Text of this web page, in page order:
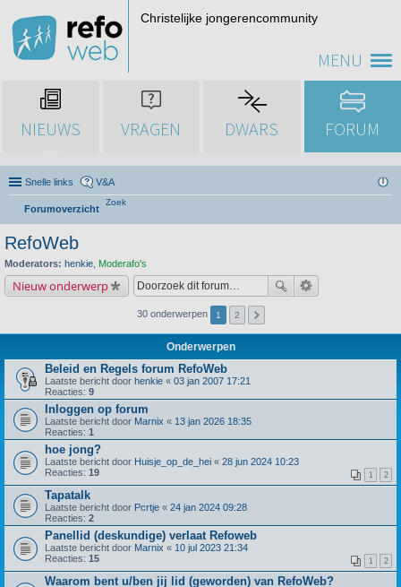
MENU
Christelijke jongerencommunity
NIEUWS VRAGEN DWARS FORUM
Snelle links V&A
Forumoverzicht
Zoek
RefoWeb
Moderators: henkie Moderafo's
Nieuw onderwerp
30 onderwerpen 1 2
Onderwerpen
Beleid en Regels forum RefoWeb
Laatste bericht door henkie « 03 jan 2007 17:21
Reacties: 9
Inloggen op forum
Laatste bericht door Marnix « 13 jan 2026 18:35
Reacties: 1
hoe jong?
Laatste bericht door Huisje_op_de_hei « 28 jun 2024 10:23
Reacties: 19 1 2
Tapatalk
Laatste bericht door Pcrtje « 24 jan 2024 09:28
Reacties: 2
Panellid (deskundige) verlaat Refoweb
Laatste bericht door Marnix « 10 jul 2023 21:34
Reacties: 15 1 2
Waarom bent u/ben jij lid (geworden) van RefoWeb?